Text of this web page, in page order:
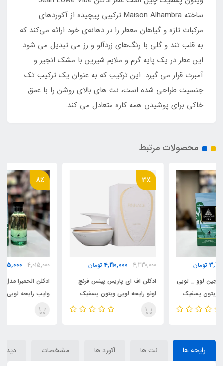
ساخته Maison Alhambra ترکیبی پیچیده از آکوردهای
مرکبات تازه و گیاهان معطر را در دهانه‌ی خود ارائه می‌کند که
به قلب تند و گلی با رنگ‌های زردآلو و رز می تبدیل می‌ شود.
این عطر در یک پایه گرم و ملایم شیرین با مشک انجیر و
آمبرت قرار می گیرد. این ترکیب که به عنوان یک ترکیب تک
جنسیت طراحی شده است، نت های بالای روشن را با عمق
خاکی برای پوشیدن همه کاره متعادل می کند.
محصولات مرتبط
3٪
4,330,000
4,210,000 تومان
ادکلن اف ای پاریس پینس فرنچ
اونو رایحه لویی ویتون پسفیک
چیل (Pinnace) Louis Vuitton
4,015,000
3,715,000 تومان
ادکلن الحمبرا مدل جین لوو _ لویی
وایب رایحه لویی ویتون پسفیک
رایحه ها نت ها اکورد ها مشخصات